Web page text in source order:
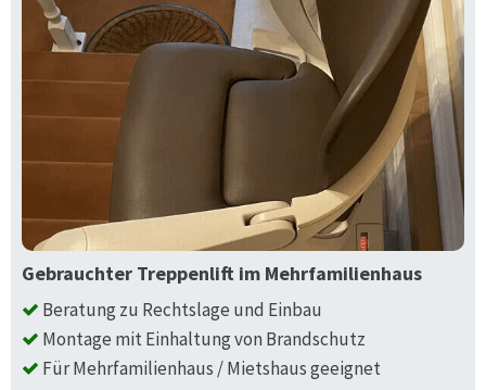
Gebrauchter Treppenlift im Mehrfamilienhaus
Beratung zu Rechtslage und Einbau
Montage mit Einhaltung von Brandschutz
Für Mehrfamilienhaus / Mietshaus geeignet